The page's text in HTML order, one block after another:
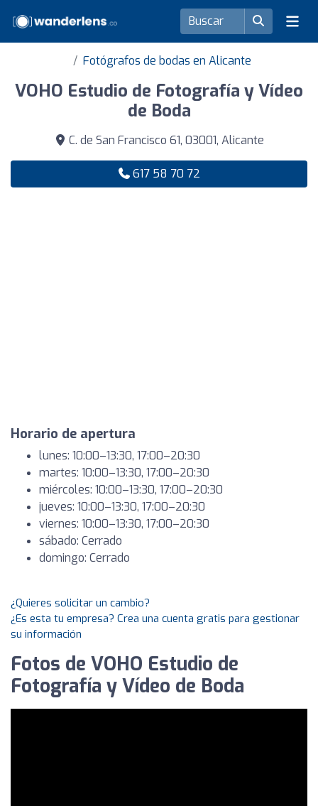
Fotógrafos de bodas en Alicante
VOHO Estudio de Fotografía y Vídeo
de Boda
C. de San Francisco 61, 03001, Alicante
617 58 70 72
Horario de apertura
lunes: 10:00–13:30, 17:00–20:30
martes: 10:00–13:30, 17:00–20:30
miércoles: 10:00–13:30, 17:00–20:30
jueves: 10:00–13:30, 17:00–20:30
viernes: 10:00–13:30, 17:00–20:30
sábado: Cerrado
domingo: Cerrado
¿Quieres solicitar un cambio?
¿Es esta tu empresa? Crea una cuenta gratis para gestionar
su información
Fotos de VOHO Estudio de
Fotografía y Vídeo de Boda